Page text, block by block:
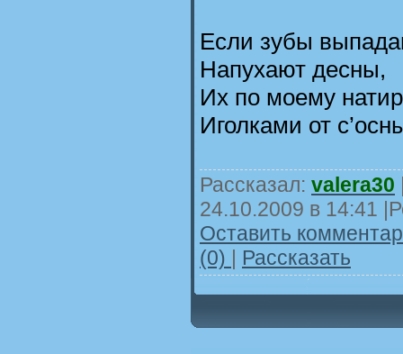
Если зубы
Напухают десны,
Их по моему
Иголками от
Рассказал: valera30
24.10.2009 в 14:41
Оставить
(0) | Рассказать